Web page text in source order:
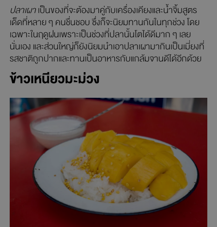
ปลาเผาเป็นของที่จะต้องมาคู่กับเครื่องเคียงและน้ำจิ้มสูตร
เด็ดที่หลาย ๆ คนชื่นชอบ ซึ่งก็จะนิยมทานกันในทุกช่วง โดย
เฉพาะในฤดูฝนเพราะเป็นช่วงที่ปลานั้นโตได้ดีมาก ๆ เลย
นั่นเอง และส่วนใหญ่ก็ยังนิยมนำเอาปลาเผามากินเป็นเมี่ยงที่
รสชาติถูกปากและทานเป็นอาหารกับแกล้มจานดีได้อีกด้วย
ข้าวเหนียวมะม่วง